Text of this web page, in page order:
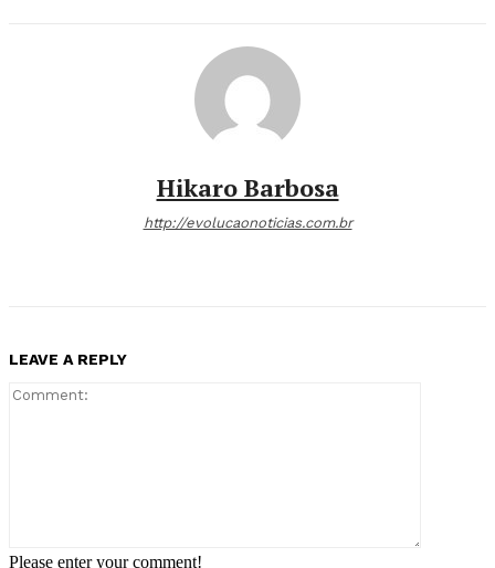
Hikaro Barbosa
http://evolucaonoticias.com.br
LEAVE A REPLY
Please enter your comment!